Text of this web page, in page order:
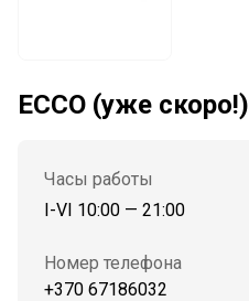
ECCO (уже скоро!)
Часы работы
I-VI 10:00 — 21:00
Номер телефона
+370 67186032